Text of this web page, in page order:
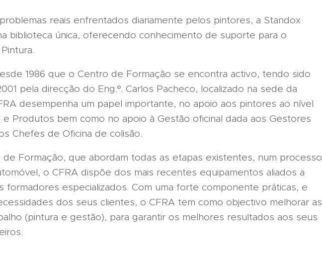
reais enfrentados diariamente pelos pintores, a Standox
biblioteca única, oferecendo conhecimento de suporte para o
1986 que o Centro de Formação se encontra activo, tendo sido
pela direcção do Eng.º. Carlos Pacheco, localizado na sede da
desempenha um papel importante, no apoio aos pintores ao nível
Produtos bem como no apoio à Gestão oficinal dada aos Gestores
Chefes de Oficina de colisão.
de Formação, que abordam todas as etapas existentes, num processo
o CFRA dispõe dos mais recentes equipamentos aliados a
formadores especializados. Com uma forte componente práticas, e
dos seus clientes, o CFRA tem como objectivo melhorar as
(pintura e gestão), para garantir os melhores resultados aos seus